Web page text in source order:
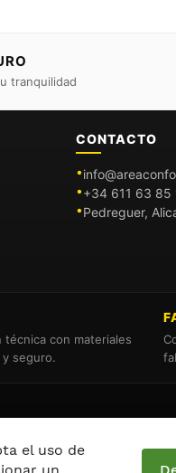
tranquilidad
CONTACTO
+34 611 63 85
Pedreguer,
con materiales
seguro.
el uso de